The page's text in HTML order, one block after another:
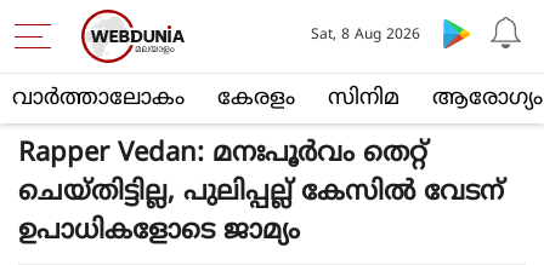
വാര്‍ത്താലോകം കേരളം സിനിമ ആരോഗ്യം
Sat, 8 Aug 2026
Rapper Vedan: മനഃപൂർവം തെറ്റ്
ചെയ്തിട്ടില്ല, പുലിപ്പല്ല് കേസിൽ വേടന്
ഉപാധികളോടെ ജാമ്യം